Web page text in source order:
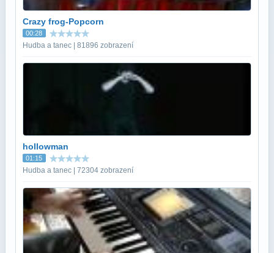
Crazy frog-Popcorn
00:28
Hudba a tanec | 81896 zobrazení
hollowman
01:15
Hudba a tanec | 72304 zobrazení